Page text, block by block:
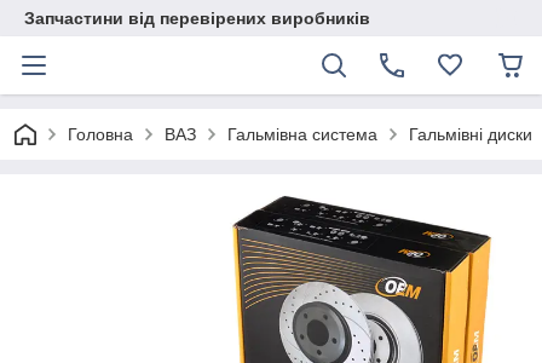
Запчастини від перевірених виробників
Головна ВАЗ Гальмівна система Гальмівні диски